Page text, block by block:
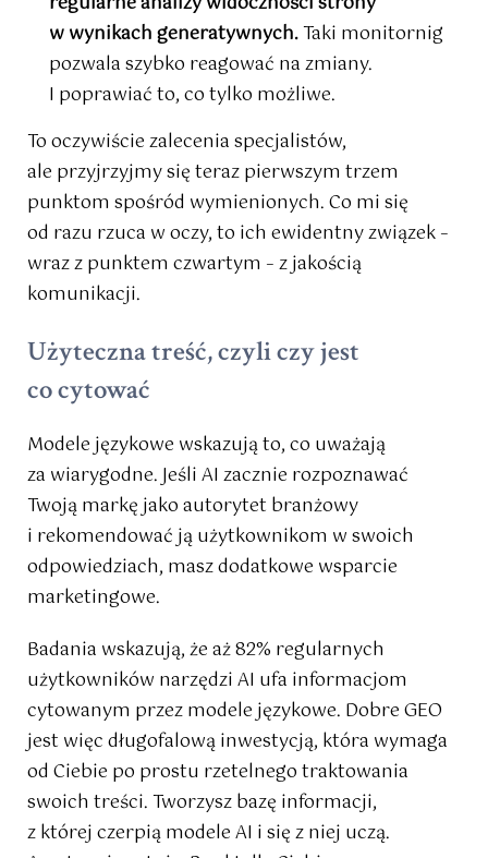
w wynikach generatywnych.Taki monitornig
pozwala szybko reagować na zmiany.
I poprawiać to, co tylko możliwe.
To oczywiście zalecenia specjalistów,
ale przyjrzyjmy się teraz pierwszym trzem
punktom spośród wymienionych. Co mi się
od razu rzuca w oczy, to ich ewidentny związek –
wraz z punktem czwartym – z jakością
komunikacji.
Użyteczna treść, czyli czy jest
co cytować
Modele językowe wskazują to, co uważają
za wiarygodne. Jeśli AI zacznie rozpoznawać
Twoją markę jako autorytet branżowy
i rekomendować ją użytkownikom w swoich
odpowiedziach, masz dodatkowe wsparcie
marketingowe.
Badania wskazują, że aż 82% regularnych
użytkowników narzędzi AI ufa informacjom
cytowanym przez modele językowe. Dobre GEO
jest więc długofalową inwestycją, która wymaga
od Ciebie po prostu rzetelnego traktowania
swoich treści. Tworzysz bazę informacji,
z której czerpią modele AI i się z niej uczą.